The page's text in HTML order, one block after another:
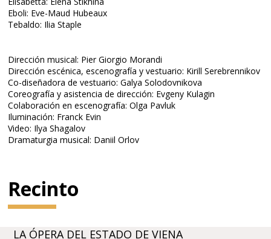
Eboli: Eve-Maud Hubeaux
Tebaldo: Ilia Staple
Dirección musical: Pier Giorgio Morandi
Dirección escénica, escenografía y vestuario: Kirill Serebrennikov
Co-diseñadora de vestuario: Galya Solodovnikova
Coreografía y asistencia de dirección: Evgeny Kulagin
Colaboración en escenografía: Olga Pavluk
Iluminación: Franck Evin
Video: Ilya Shagalov
Dramaturgia musical: Daniil Orlov
Recinto
LA ÓPERA DEL ESTADO DE VIENA